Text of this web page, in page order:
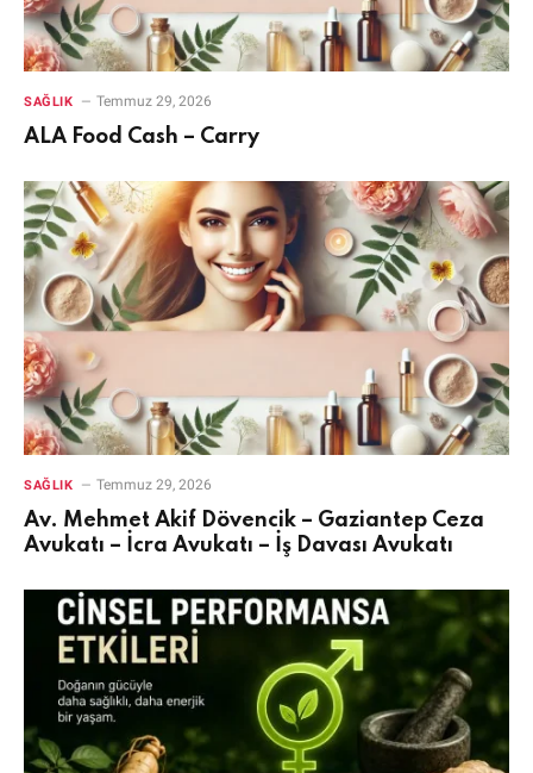
SAĞLIK Temmuz 29, 2026
ALA Food Cash – Carry
SAĞLIK Temmuz 29, 2026
Av. Mehmet Akif Dövencik – Gaziantep Ceza
Avukatı – İcra Avukatı – İş Davası Avukatı